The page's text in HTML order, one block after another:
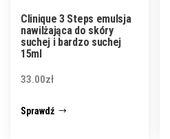
Clinique 3 Steps emulsja
nawilżająca do skóry
suchej i bardzo suchej
15ml
33.00zł
Sprawdź